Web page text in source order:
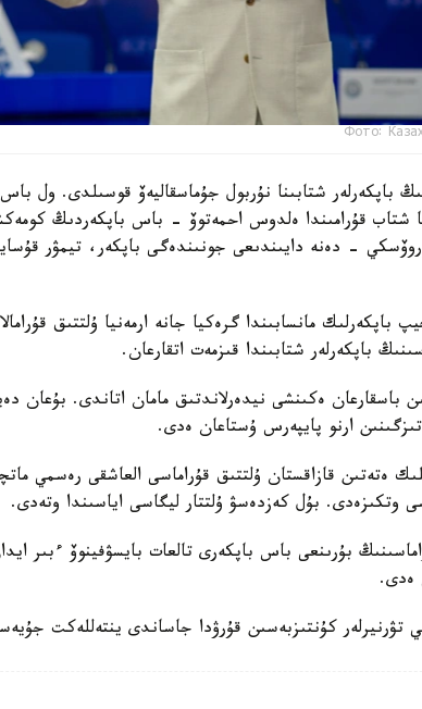
Фото:
باپكەرلەر شتابىنا نۇربول جۇماسقاليەۆ قوسىلدى. ول
شتاب قۇرامىندا ەلدوس احمەتوۆ - باس باپكەردىڭ
- دەنە دايىندىعى جونىندەگى باپكەر، تيمۋر
باپكەرلىك مانسابىندا گرەكيا جانە ارمەنيا ۇلتتىق
باپكەرلەر شتابىندا قىزمەت اتقارعان.
ارنو پايپەرس ۇستاعان ەدى.
وتكىزەدى. بۇل كەزدەسۋ ۇلتتار ليگاسى اياسىندا وتەدى.
بۇرىنعى باس باپكەرى تالعات بايسۋفينوۆ ءبىر
ەدى.
كۇنتىزبەسىن قۇرۋدا جاساندى ينتەللەكت